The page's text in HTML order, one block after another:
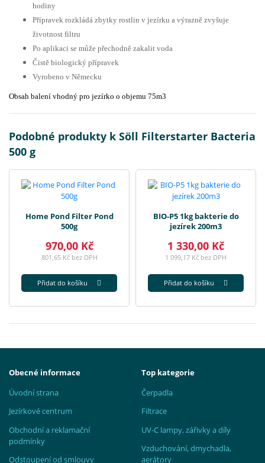
hodiny
Přípravek rozkládá zbytky rostlin v jezírku a výrazně zvyšuje
životnost filtru
Po aplikaci se může přechodně zakalit voda
Čistě biologický přípravek
Vyrobeno v Německu
Obsah balení vhodný pro jezírko o objemu 75m3
Podobné produkty k Söll Filterstarter Bacteria
500 g
Home Pond Filter Pond
500g
970,00 Kč
801,65 Kč bez DPH
Přidat do košíku
BIO-P5 1kg bakterie do
jezírek 200m3
1 330,00 Kč
1 099,17 Kč bez DPH
Přidat do košíku
Obecné informace
Úvodní strana
Jezírkové centrum
Obchodní a reklamační
podmínky
Odstoupení od smlouvy
Top kategorie
Čerpadla
Filtrace
UV-C lampy, zářivky a díly
Vzduchování, dmychadla,
aerátory